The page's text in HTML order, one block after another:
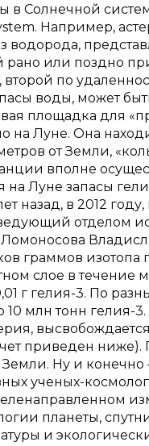
в Солнечной
Например,
водорода,
рано или поздно
по
воды, может
площадка для
Луне. Она
от Земли,
вполне
Луне запасы
назад, в 2012
отделом
Ломоносова
граммов изотопа
слое в течение
г гелия-3. По
млн тонн гелия-
приведен ниже).
Ну и
ученых-
планеты,
и